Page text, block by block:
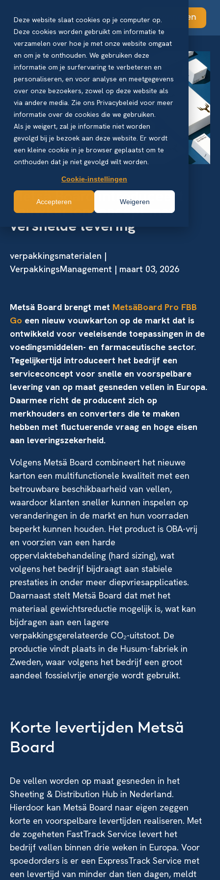
Deze website slaat cookies op je computer op.
Deze cookies worden gebruikt om informatie te
verzamelen over hoe je met onze website omgaat
en om je te onthouden. We gebruiken deze
informatie om je surfervaring te verbeteren en
personaliseren, en voor analyse en meetgegevens
over onze bezoekers, zowel op deze website als
via andere media. Zie ons Privacybeleid voor meer
informatie over de cookies die we gebruiken.
Als je weigert, zal je informatie niet worden
gevolgd bij je bezoek aan deze website. Er wordt
een kleine cookie in je browser geplaatst om te
onthouden dat je niet gevolgd wilt worden.
Cookie-instellingen
Accepteren Weigeren
Abonneren
Metsä Board introduceert
vouwkartonconcept met
versnelde levering
verpakkingsmaterialen |
VerpakkingsManagement | maart 03, 2026
Metsä Board brengt met MetsäBoard Pro FBB
Go een nieuw vouwkarton op de markt dat is
ontwikkeld voor veeleisende toepassingen in de
voedingsmiddelen- en farmaceutische sector.
Tegelijkertijd introduceert het bedrijf een
serviceconcept voor snelle en voorspelbare
levering van op maat gesneden vellen in Europa.
Daarmee richt de producent zich op
merkhouders en converters die te maken
hebben met fluctuerende vraag en hoge eisen
aan leveringszekerheid.
Volgens Metsä Board combineert het nieuwe
karton een multifunctionele kwaliteit met een
betrouwbare beschikbaarheid van vellen,
waardoor klanten sneller kunnen inspelen op
veranderingen in de markt en hun voorraden
beperkt kunnen houden. Het product is OBA-vrij
en voorzien van een harde
oppervlaktebehandeling (hard sizing), wat
volgens het bedrijf bijdraagt aan stabiele
prestaties in onder meer diepvriesapplicaties.
Daarnaast stelt Metsä Board dat met het
materiaal gewichtsreductie mogelijk is, wat kan
bijdragen aan een lagere
verpakkingsgerelateerde CO₂-uitstoot. De
productie vindt plaats in de Husum-fabriek in
Zweden, waar volgens het bedrijf een groot
aandeel fossielvrije energie wordt gebruikt.
Korte levertijden Metsä
Board
De vellen worden op maat gesneden in het
Sheeting & Distribution Hub in Nederland.
Hierdoor kan Metsä Board naar eigen zeggen
korte en voorspelbare levertijden realiseren. Met
de zogeheten FastTrack Service levert het
bedrijf vellen binnen drie weken in Europa. Voor
spoedorders is er een ExpressTrack Service met
een levertijd van minder dan tien dagen, meldt